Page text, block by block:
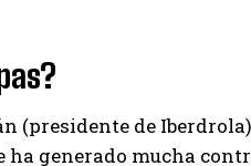
(presidente de
ha generado mucha